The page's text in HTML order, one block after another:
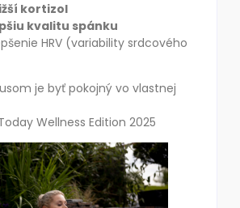
kortizol
kvalitu spánku
HRV (variability srdcového
je byť pokojný vo vlastnej
Wellness Edition 2025